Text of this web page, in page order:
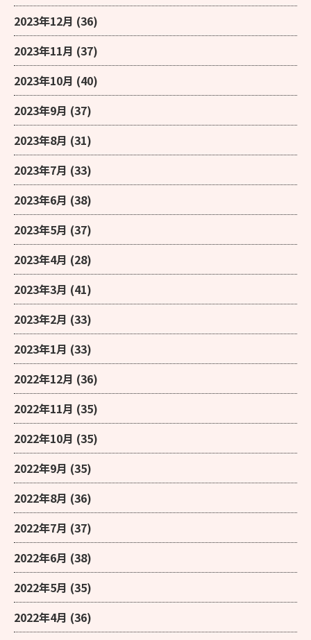
2023年12月 (36)
2023年11月 (37)
2023年10月 (40)
2023年9月 (37)
2023年8月 (31)
2023年7月 (33)
2023年6月 (38)
2023年5月 (37)
2023年4月 (28)
2023年3月 (41)
2023年2月 (33)
2023年1月 (33)
2022年12月 (36)
2022年11月 (35)
2022年10月 (35)
2022年9月 (35)
2022年8月 (36)
2022年7月 (37)
2022年6月 (38)
2022年5月 (35)
2022年4月 (36)